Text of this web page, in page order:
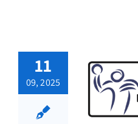
11
09, 2025